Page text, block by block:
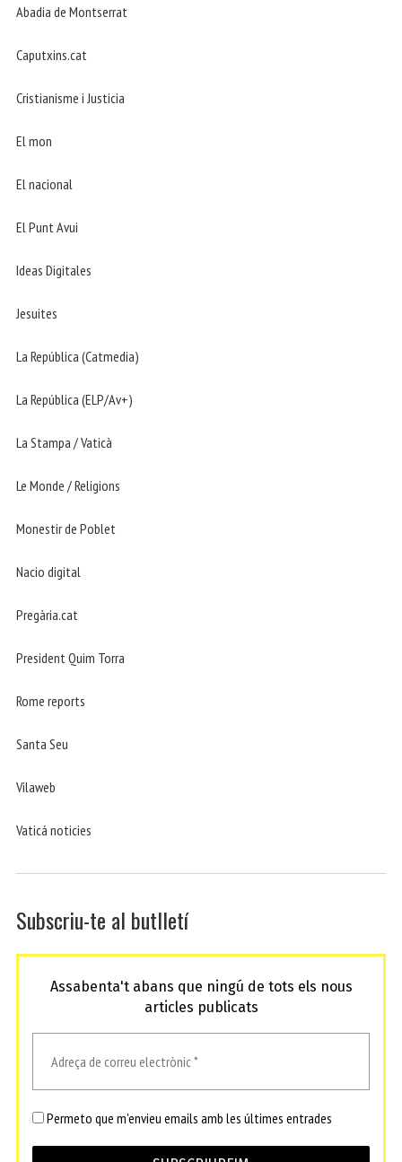
Abadia de Montserrat
Caputxins.cat
Cristianisme i Justicia
El mon
El nacional
El Punt Avui
Ideas Digitales
Jesuites
La República (Catmedia)
La República (ELP/Av+)
La Stampa / Vaticà
Le Monde / Religions
Monestir de Poblet
Nacio digital
Pregària.cat
President Quim Torra
Rome reports
Santa Seu
Vilaweb
Vaticá noticies
Subscriu-te al butlletí
Assabenta't abans que ningú de tots els nous
articles publicats
Permeto que m'envieu emails amb les últimes entrades